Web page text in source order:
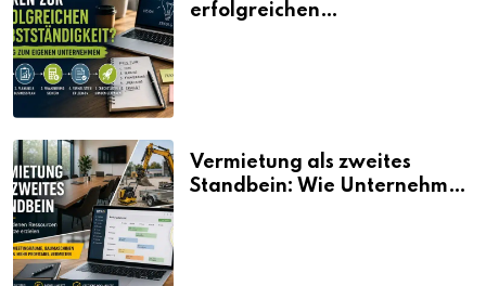
erfolgreichen
Vermietung als zweites
Standbein: Wie Unternehmen